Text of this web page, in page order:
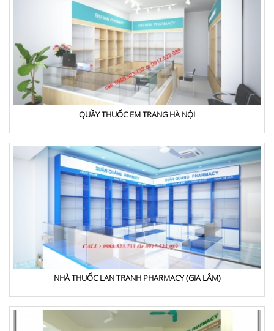
QUẦY THUỐC EM TRANG HÀ NỘI
NHÀ THUỐC LAN TRANH PHARMACY (GIA LÂM)